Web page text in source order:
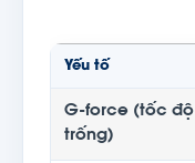
Yếu tố
G-force (tốc độ
trống)